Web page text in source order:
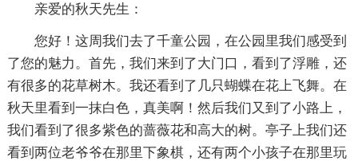
亲爱的秋天先生：
您好！这周我们去了千童公园，在公园里我们感受到
了您的魅力。首先，我们来到了大门口，看到了浮雕，还
有很多的花草树木。我还看到了几只蝴蝶在花上飞舞。在
秋天里看到一抹白色，真美啊！然后我们又到了小路上，
我们看到了很多紫色的蔷薇花和高大的树。亭子上我们还
看到两位老爷爷在那里下象棋，还有两个小孩子在那里玩